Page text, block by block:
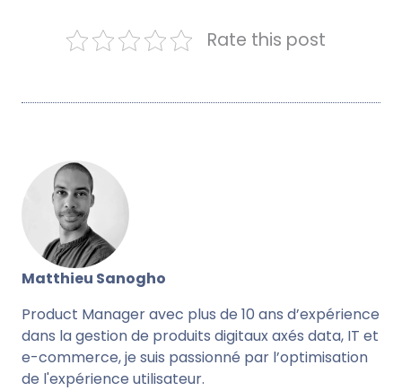
Rate this post
Matthieu Sanogho
Product Manager avec plus de 10 ans d’expérience
dans la gestion de produits digitaux axés data, IT et
e-commerce, je suis passionné par l’optimisation
de l'expérience utilisateur.